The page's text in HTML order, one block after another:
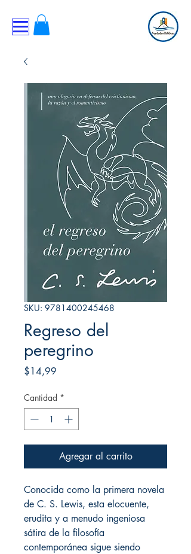
SKU: 9781400245468
Regreso del
peregrino
$14,99
Cantidad *
Agregar al carrito
Conocida como la primera novela
de C. S. Lewis, esta elocuente,
erudita y a menudo ingeniosa
sátira de la filosofía
contemporánea sigue siendo